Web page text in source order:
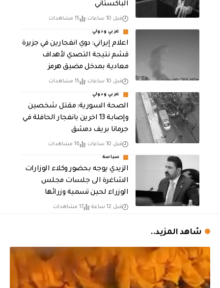
الباكستاني
قبل 10 ساعات 15 مشاهدات
عربي ودولي
اعلام إيراني: دوي انفجارين في جزيرة
قشم نتيجة التصدي لأهداف
معادية بمدخل مضيق هرمز
قبل 10 ساعات 15 مشاهدات
عربي ودولي
الصحة السورية: مقتل شخصين
وإصابة 13 اخرين بانفجار الحافلة في
جرمانا بريف دمشق
قبل 10 ساعات 16 مشاهدات
سياسة
الزيدي يوجه بحضور وكلاء الوزارات
الشاغرة الى جلسات مجلس
الوزراء لحين تسمية وزرائها
قبل 12 ساعة 17 مشاهدات
شاهد المزيد..